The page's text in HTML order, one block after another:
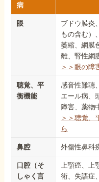
病
眼
ブドウ膜炎
もの含む）
萎縮、網膜
離、腎性網
＞＞眼の障
聴覚、平
衡機能
感音性難聴
エール病、
障害、薬物
＞＞聴覚、
ら
鼻腔 外傷性鼻科
口腔（そ
しゃく言
上顎癌、
術、失語症